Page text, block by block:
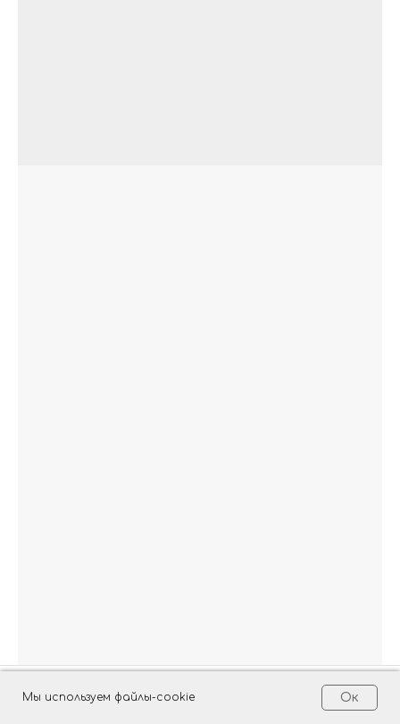
Главная Каталог Доставка
Мы используем файлы-cookie Ок